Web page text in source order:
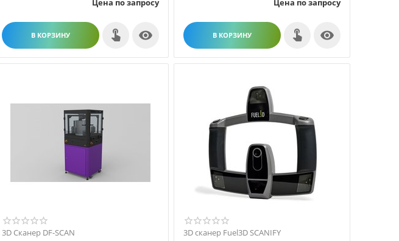
В КОРЗИНУ  В КОРЗИНУ 
3D Сканер DF-SCAN 3D сканер Fuel3D SCANIFY